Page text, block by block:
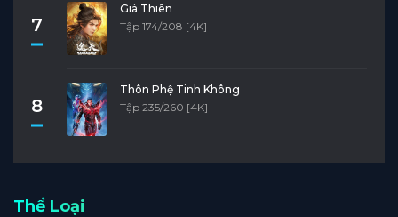
7
Già Thiên
Tập 174/208 [4K]
8
Thôn Phệ Tinh Không
Tập 235/260 [4K]
Thể Loại